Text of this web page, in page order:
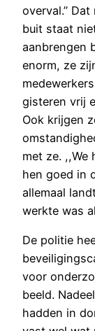
overval.’’
buit staat
aanbrengen
enorm, ze
gisteren vrij
Ook krijgen
met ze. ,,We
hen goed in
allemaal
werkte was
De politie
voor
beeld.
hadden in